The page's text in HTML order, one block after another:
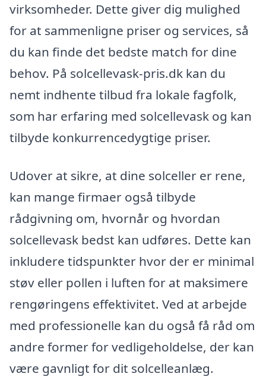
virksomheder. Dette giver dig mulighed
for at sammenligne priser og services, så
du kan finde det bedste match for dine
behov. På solcellevask-pris.dk kan du
nemt indhente tilbud fra lokale fagfolk,
som har erfaring med solcellevask og kan
tilbyde konkurrencedygtige priser.
Udover at sikre, at dine solceller er rene,
kan mange firmaer også tilbyde
rådgivning om, hvornår og hvordan
solcellevask bedst kan udføres. Dette kan
inkludere tidspunkter hvor der er minimal
støv eller pollen i luften for at maksimere
rengøringens effektivitet. Ved at arbejde
med professionelle kan du også få råd om
andre former for vedligeholdelse, der kan
være gavnligt for dit solcelleanlæg.